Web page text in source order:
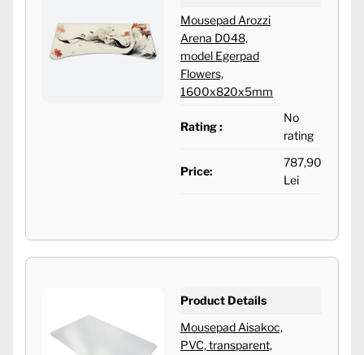
Mousepad Arozzi
Arena D048,
model Egerpad
Flowers,
1600x820x5mm
Rating :
No
rating
Price:
787,90
Lei
Product Details
Mousepad Aisakoc,
PVC, transparent,